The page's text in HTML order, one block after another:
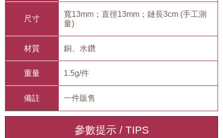
尺寸
寬13mm；直徑13mm；鏈長3cm (手工測
量)
材質 銅、水鑽
重量 1.5g/件
備註 一件販售
參數提示 / TIPS